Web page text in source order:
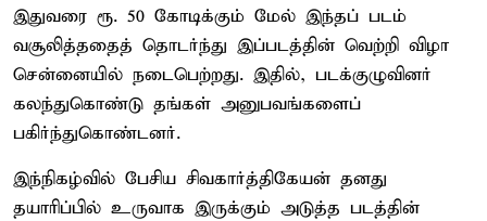
இதுவரை ரூ. 50 கோடிக்கும் மேல் இந்தப் படம்
வசூலித்ததைத் தொடர்ந்து இப்படத்தின் வெற்றி விழா
சென்னையில் நடைபெற்றது. இதில், படக்குழுவினர்
கலந்துகொண்டு தங்கள் அனுபவங்களைப்
பகிர்ந்துகொண்டனர்.
இந்நிகழ்வில் பேசிய சிவகார்த்திகேயன் தனது
தயாரிப்பில் உருவாக இருக்கும் அடுத்த படத்தின்